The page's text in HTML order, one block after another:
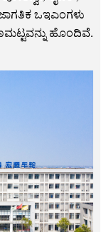
ಒಇಎಂಗಳು
ಹೊಂದಿವೆ.